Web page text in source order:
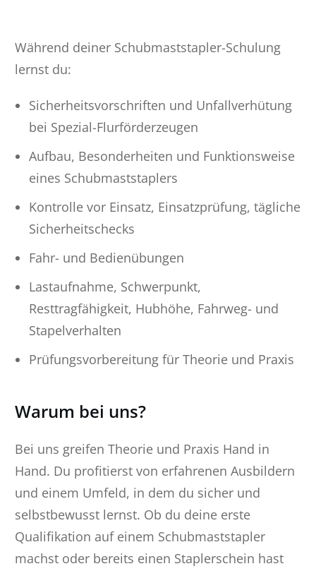
Während deiner Schubmaststapler-Schulung
lernst du:
Sicherheitsvorschriften und Unfallverhütung
bei Spezial-Flurförderzeugen
Aufbau, Besonderheiten und Funktionsweise
eines Schubmaststaplers
Kontrolle vor Einsatz, Einsatzprüfung, tägliche
Sicherheitschecks
Fahr- und Bedienübungen
Lastaufnahme, Schwerpunkt,
Resttragfähigkeit, Hubhöhe, Fahrweg- und
Stapelverhalten
Prüfungsvorbereitung für Theorie und Praxis
Warum bei uns?
Bei uns greifen Theorie und Praxis Hand in
Hand. Du profitierst von erfahrenen Ausbildern
und einem Umfeld, in dem du sicher und
selbstbewusst lernst. Ob du deine erste
Qualifikation auf einem Schubmaststapler
machst oder bereits einen Staplerschein hast